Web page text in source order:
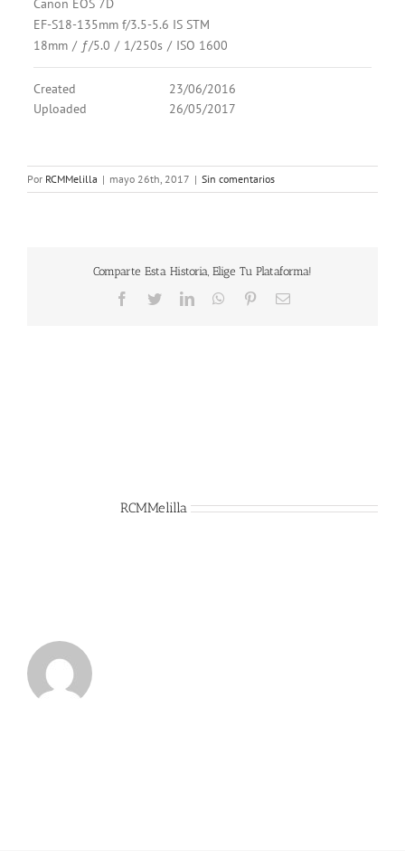
Canon EOS 7D
EF-S18-135mm f/3.5-5.6 IS STM
18mm / ƒ/5.0 / 1/250s / ISO 1600
Created
23/06/2016
Uploaded
26/05/2017
Por RCMMelilla | mayo 26th, 2017 | Sin comentarios
Comparte Esta Historia, Elige Tu Plataforma!
Facebook
TwitterLinkedInWhatsApp
PinterestCorreo
RCMMelilla